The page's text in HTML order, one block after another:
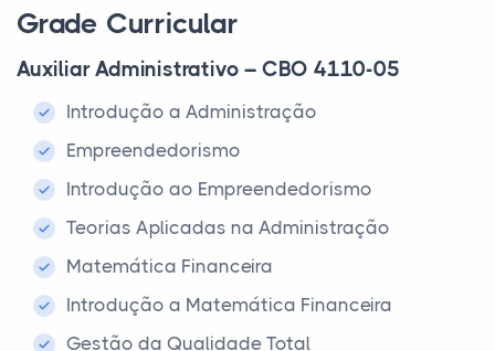
Grade Curricular
Auxiliar Administrativo – CBO 4110-05
Introdução a Administração
Empreendedorismo
Introdução ao Empreendedorismo
Teorias Aplicadas na Administração
Matemática Financeira
Introdução a Matemática Financeira
Gestão da Qualidade Total